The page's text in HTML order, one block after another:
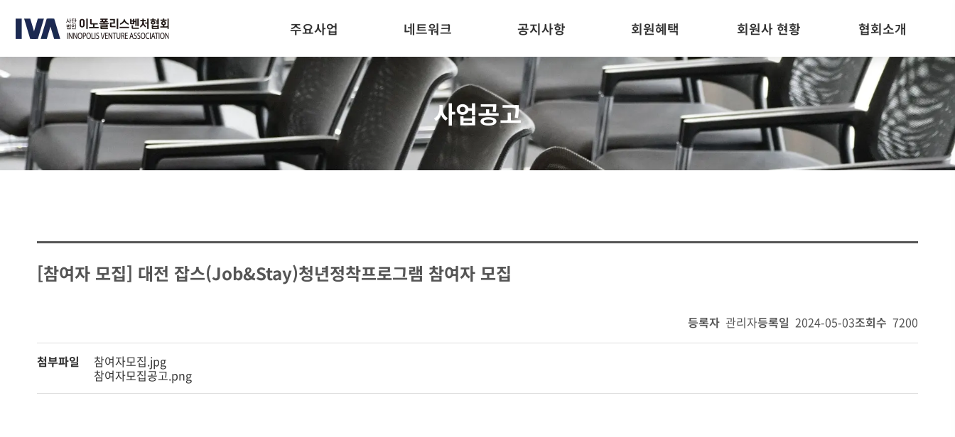
주요사업 네트워크 공지사항 회원혜택 회원사 현황 협회소개
사업공고
[참여자 모집] 대전 잡스(Job&Stay)청년정착프로그램 참여자 모집
등록자 관리자등록일 2024-05-03조회수 7200
첨부파일
참여자모집.jpg
참여자모집공고.png